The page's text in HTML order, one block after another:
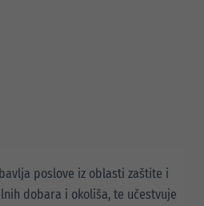
poslove iz oblasti zaštite i
dobara i okoliša, te učestvuje